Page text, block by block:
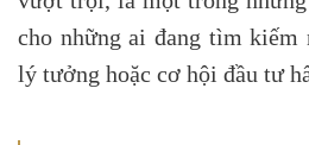
cho những ai đang tìm kiếm
lý tưởng hoặc cơ hội đầu tư